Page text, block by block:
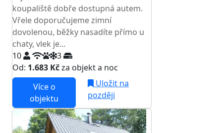
koupaliště dobře dostupná autem.
Vřele doporučujeme zimní
dovolenou, běžky nasadíte přímo u
chaty, vlek je...
10
3
Od: 1.683 Kčza objekt a noc
Více o
objektu
Uložit na
později